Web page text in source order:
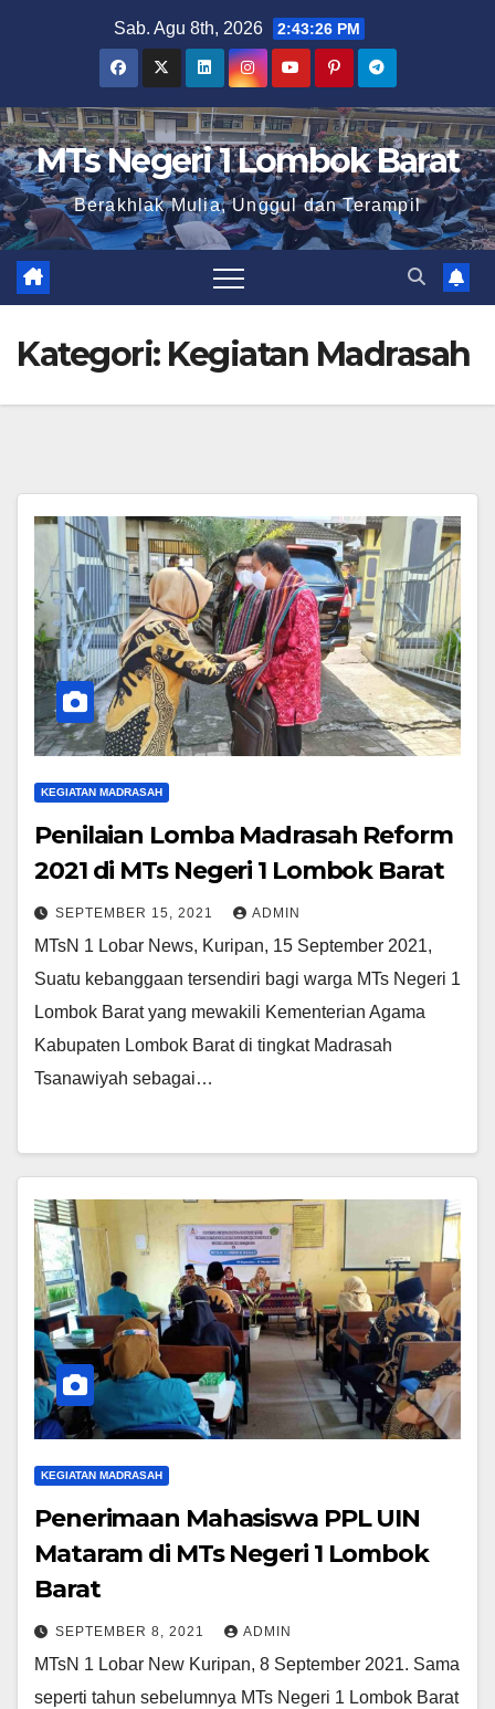
Sab. Agu 8th, 2026 2:43:27 PM
MTs Negeri 1 Lombok Barat
Berakhlak Mulia, Unggul dan Terampil
Kategori: Kegiatan Madrasah
KEGIATAN MADRASAH
Penilaian Lomba Madrasah Reform
2021 di MTs Negeri 1 Lombok Barat
SEPTEMBER 15, 2021 ADMIN
MTsN 1 Lobar News, Kuripan, 15 September 2021,
Suatu kebanggaan tersendiri bagi warga MTs Negeri 1
Lombok Barat yang mewakili Kementerian Agama
Kabupaten Lombok Barat di tingkat Madrasah
Tsanawiyah sebagai…
KEGIATAN MADRASAH
Penerimaan Mahasiswa PPL UIN
Mataram di MTs Negeri 1 Lombok
Barat
SEPTEMBER 8, 2021 ADMIN
MTsN 1 Lobar New Kuripan, 8 September 2021. Sama
seperti tahun sebelumnya MTs Negeri 1 Lombok Barat